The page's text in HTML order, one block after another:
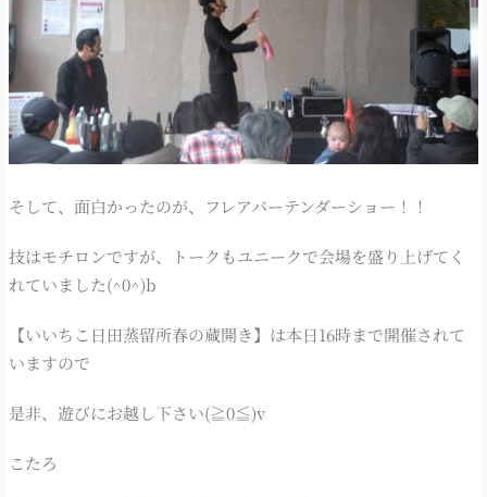
そして、面白かったのが、フレアバーテンダーショー！！
技はモチロンですが、トークもユニークで会場を盛り上げてく
れていました(^0^)b
【いいちこ日田蒸留所春の蔵開き】は本日16時まで開催されて
いますので
是非、遊びにお越し下さい(≧0≦)v
こたろ